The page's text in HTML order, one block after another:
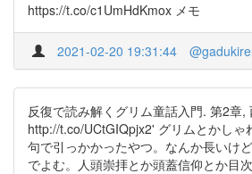
https://t.co/c1UmHdKmox メモ
2021-02-20 19:31:44
反復で読み解くグリム童話入門. 第2
http://t.co/UCtGIQpjx2' グリムとかしゃ
句で引っかかったやつ。なんか長いけ
でよむ。人頭崇拝とか頭蓋信仰とか目